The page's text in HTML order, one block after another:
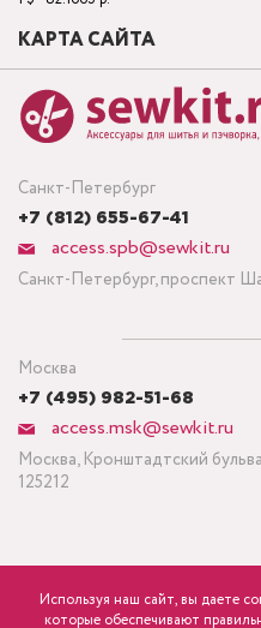
Санкт-Петербург
+7 (812) 655-67-41
access.spb@sewkit.ru
Санкт-Петербург, проспект
Москва
+7 (495) 982-51-68
access.msk@sewkit.ru
Москва, Кронштадтский
125212
КАРТА САЙТА
Используя наш сайт, вы даете
которые обеспечивают